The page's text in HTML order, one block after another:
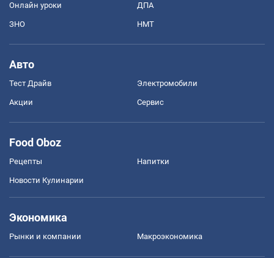
Онлайн уроки ДПА
ЗНО НМТ
Авто
Тест Драйв Электромобили
Акции Сервис
Food Oboz
Рецепты Напитки
Новости Кулинарии
Экономика
Рынки и компании Mакроэкономика